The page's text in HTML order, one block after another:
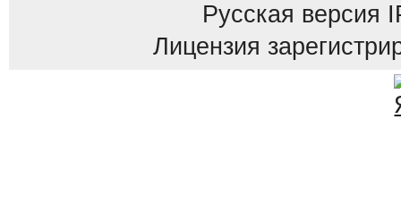
Русская версия
Лицензия